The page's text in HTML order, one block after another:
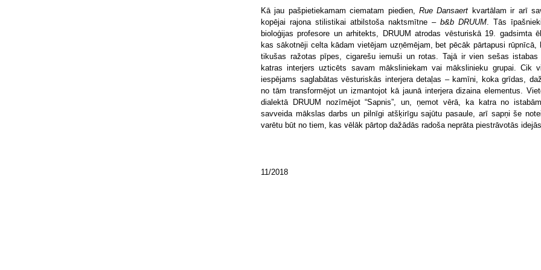
Kā jau pašpietiekamam ciematam piedien, Rue Dansaert kvartālam ir arī
kopējai rajona stilistikai atbilstoša naktsmītne – b&b DRUUM. Tās
bioloģijas profesore un arhitekts, DRUUM atrodas vēsturiskā 19. gadsimta
kas sākotnēji celta kādam vietējam uzņēmējam, bet pēcāk pārtapusi rūpnīcā,
tikušas ražotas pīpes, cigarešu iemuši un rotas. Tajā ir vien sešas istabas
katras interjers uzticēts savam māksliniekam vai mākslinieku grupai. Cik
iespējams saglabātas vēsturiskās interjera detaļas – kamīni, koka grīdas,
no tām transformējot un izmantojot kā jaunā interjera dizaina elementus.
dialektā DRUUM nozīmējot “Sapnis”, un, ņemot vērā, ka katra no
savveida mākslas darbs un pilnīgi atšķirīgu sajūtu pasaule, arī sapņi še
varētu būt no tiem, kas vēlāk pārtop dažādās radoša neprāta piestrāvotās
11/2018